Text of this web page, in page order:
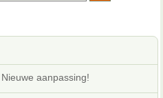
aanpassing!